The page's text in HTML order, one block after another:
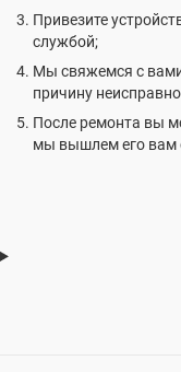
Привезите
службой;
Мы свяжемся с
причину
После ремонта вы
мы вышлем его вам